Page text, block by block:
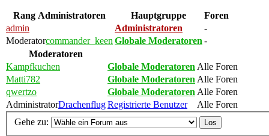
Rang Administratoren Hauptgruppe
Foren
admin
Administratoren
-
Moderatorcommander_keen Globale Moderatoren -
Moderatoren
Kampfkuchen
Globale Moderatoren Alle Foren
Matti782
Globale Moderatoren Alle Foren
qwertzo
Globale Moderatoren Alle Foren
AdministratorDrachenflugRegistrierte Benutzer
Alle Foren
Gehe zu: